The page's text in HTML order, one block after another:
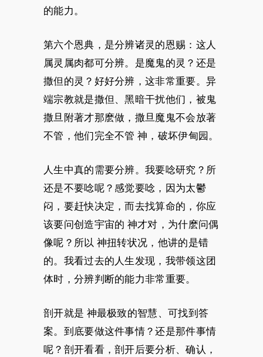
的能力。
第六个恩典，是分辨诸灵的恩赐：这人
属灵属肉都可分辨。是魔鬼的灵？还是
撒但的灵？好好分辨，这非常重要。异
端宗教就是撒但、黑暗干扰他们，被鬼
撒旦附著才那麽做，撒旦魔鬼不会放著
不管，他们完全不管 神，破坏伊甸园。
人生中真的需要分辨。我要唸研究？所
还是不要唸呢？感觉要唸，因为太鬱
闷，要赶快决定，而去找算命的，你应
该要问创造宇宙的 神才对，为什麽问偶
像呢？所以 神扭转状况，他讲的是错
的。我看过去的人生发现，我带领这团
体时，分辨判断的能力非常重要。
剖开就是 神最极致的智慧、可找到答
案。到底要做这件事情？还是那件事情
呢？剖开看看，剖开后要分析、确认，